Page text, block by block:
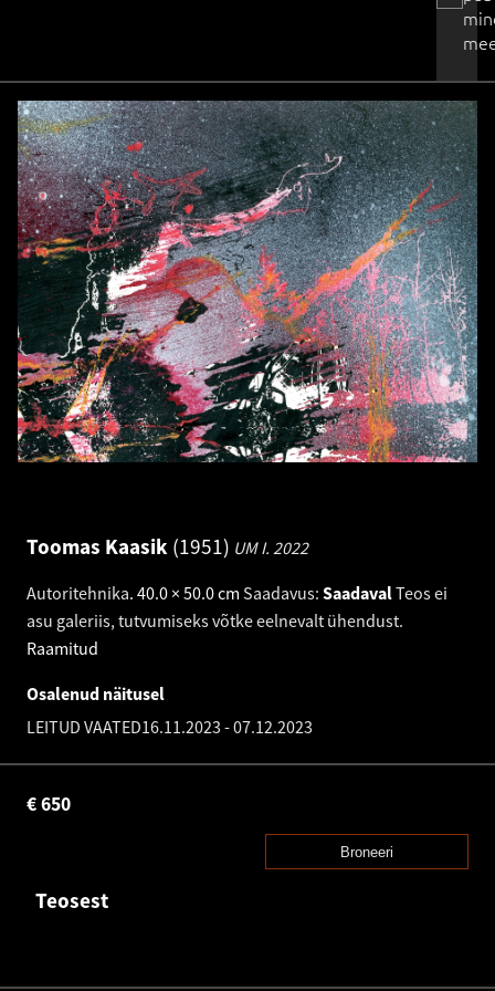
Toomas Kaasik 1951 UM I. 2022
Autoritehnika. 40.0 × 50.0 cm Saadavus: SaadavalTeos ei
asu galeriis, tutvumiseks võtke eelnevalt ühendust.
Raamitud
Osalenud näitusel
LEITUD VAATED16.11.2023 -07.12.2023
650
€
Broneeri
Teosest